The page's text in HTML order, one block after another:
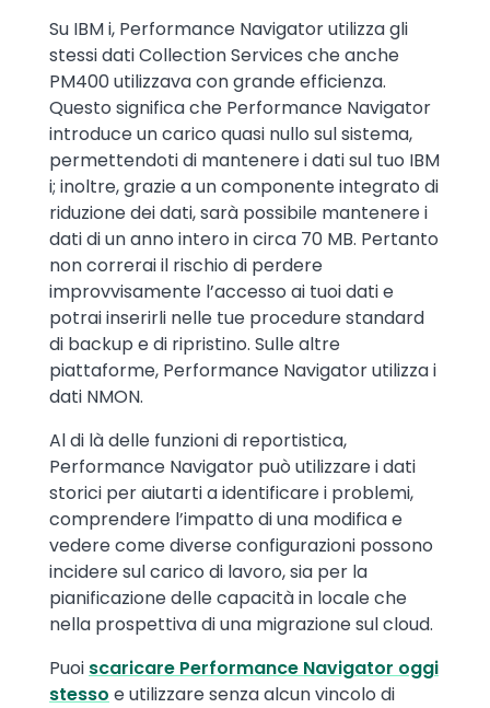
Su IBM i, Performance Navigator utilizza gli
stessi dati Collection Services che anche
PM400 utilizzava con grande efficienza.
Questo significa che Performance Navigator
introduce un carico quasi nullo sul sistema,
permettendoti di mantenere i dati sul tuo IBM
i; inoltre, grazie a un componente integrato di
riduzione dei dati, sarà possibile mantenere i
dati di un anno intero in circa 70 MB. Pertanto
non correrai il rischio di perdere
improvvisamente l’accesso ai tuoi dati e
potrai inserirli nelle tue procedure standard
di backup e di ripristino. Sulle altre
piattaforme, Performance Navigator utilizza i
dati NMON.
Al di là delle funzioni di reportistica,
Performance Navigator può utilizzare i dati
storici per aiutarti a identificare i problemi,
comprendere l’impatto di una modifica e
vedere come diverse configurazioni possono
incidere sul carico di lavoro, sia per la
pianificazione delle capacità in locale che
nella prospettiva di una migrazione sul cloud.
Puoi scaricare Performance Navigator oggi
stesso e utilizzare senza alcun vincolo di